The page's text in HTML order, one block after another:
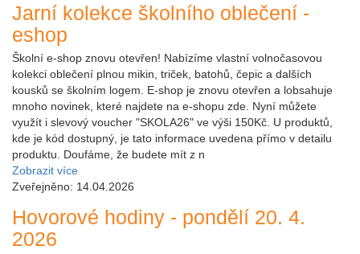
Jarní kolekce školního oblečení -
eshop
Školní e-shop znovu otevřen! Nabízíme vlastní volnočasovou
kolekci oblečení plnou mikin, triček, batohů, čepic a dalších
kousků se školním logem. E-shop je znovu otevřen a lobsahuje
mnoho novinek, které najdete na e-shopu zde. Nyní můžete
využít i slevový voucher "SKOLA26" ve výši 150Kč. U produktů,
kde je kód dostupný, je tato informace uvedena přímo v detailu
produktu. Doufáme, že budete mít z n
Zobrazit více
Zveřejněno: 14.04.2026
Hovorové hodiny - pondělí 20. 4.
2026